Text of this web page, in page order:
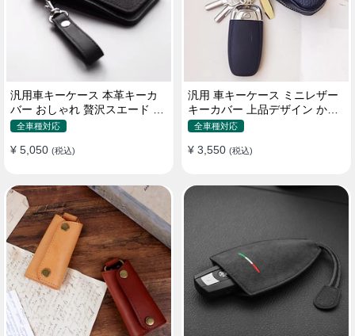
汎用車キーケース 本革キーカ
バー おしゃれ 贅沢スエード 格
好良いデザイン
全車種対応
¥ 5,050 (税込)
汎用 車キーケース ミニレザー
キーカバー 上品デザイン かわ
いい マカロン色
全車種対応
¥ 3,550 (税込)